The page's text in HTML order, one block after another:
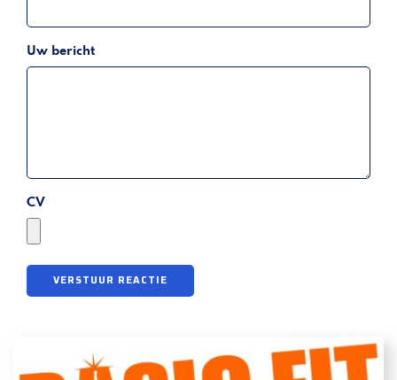
Uw bericht
CV
VERSTUUR REACTIE